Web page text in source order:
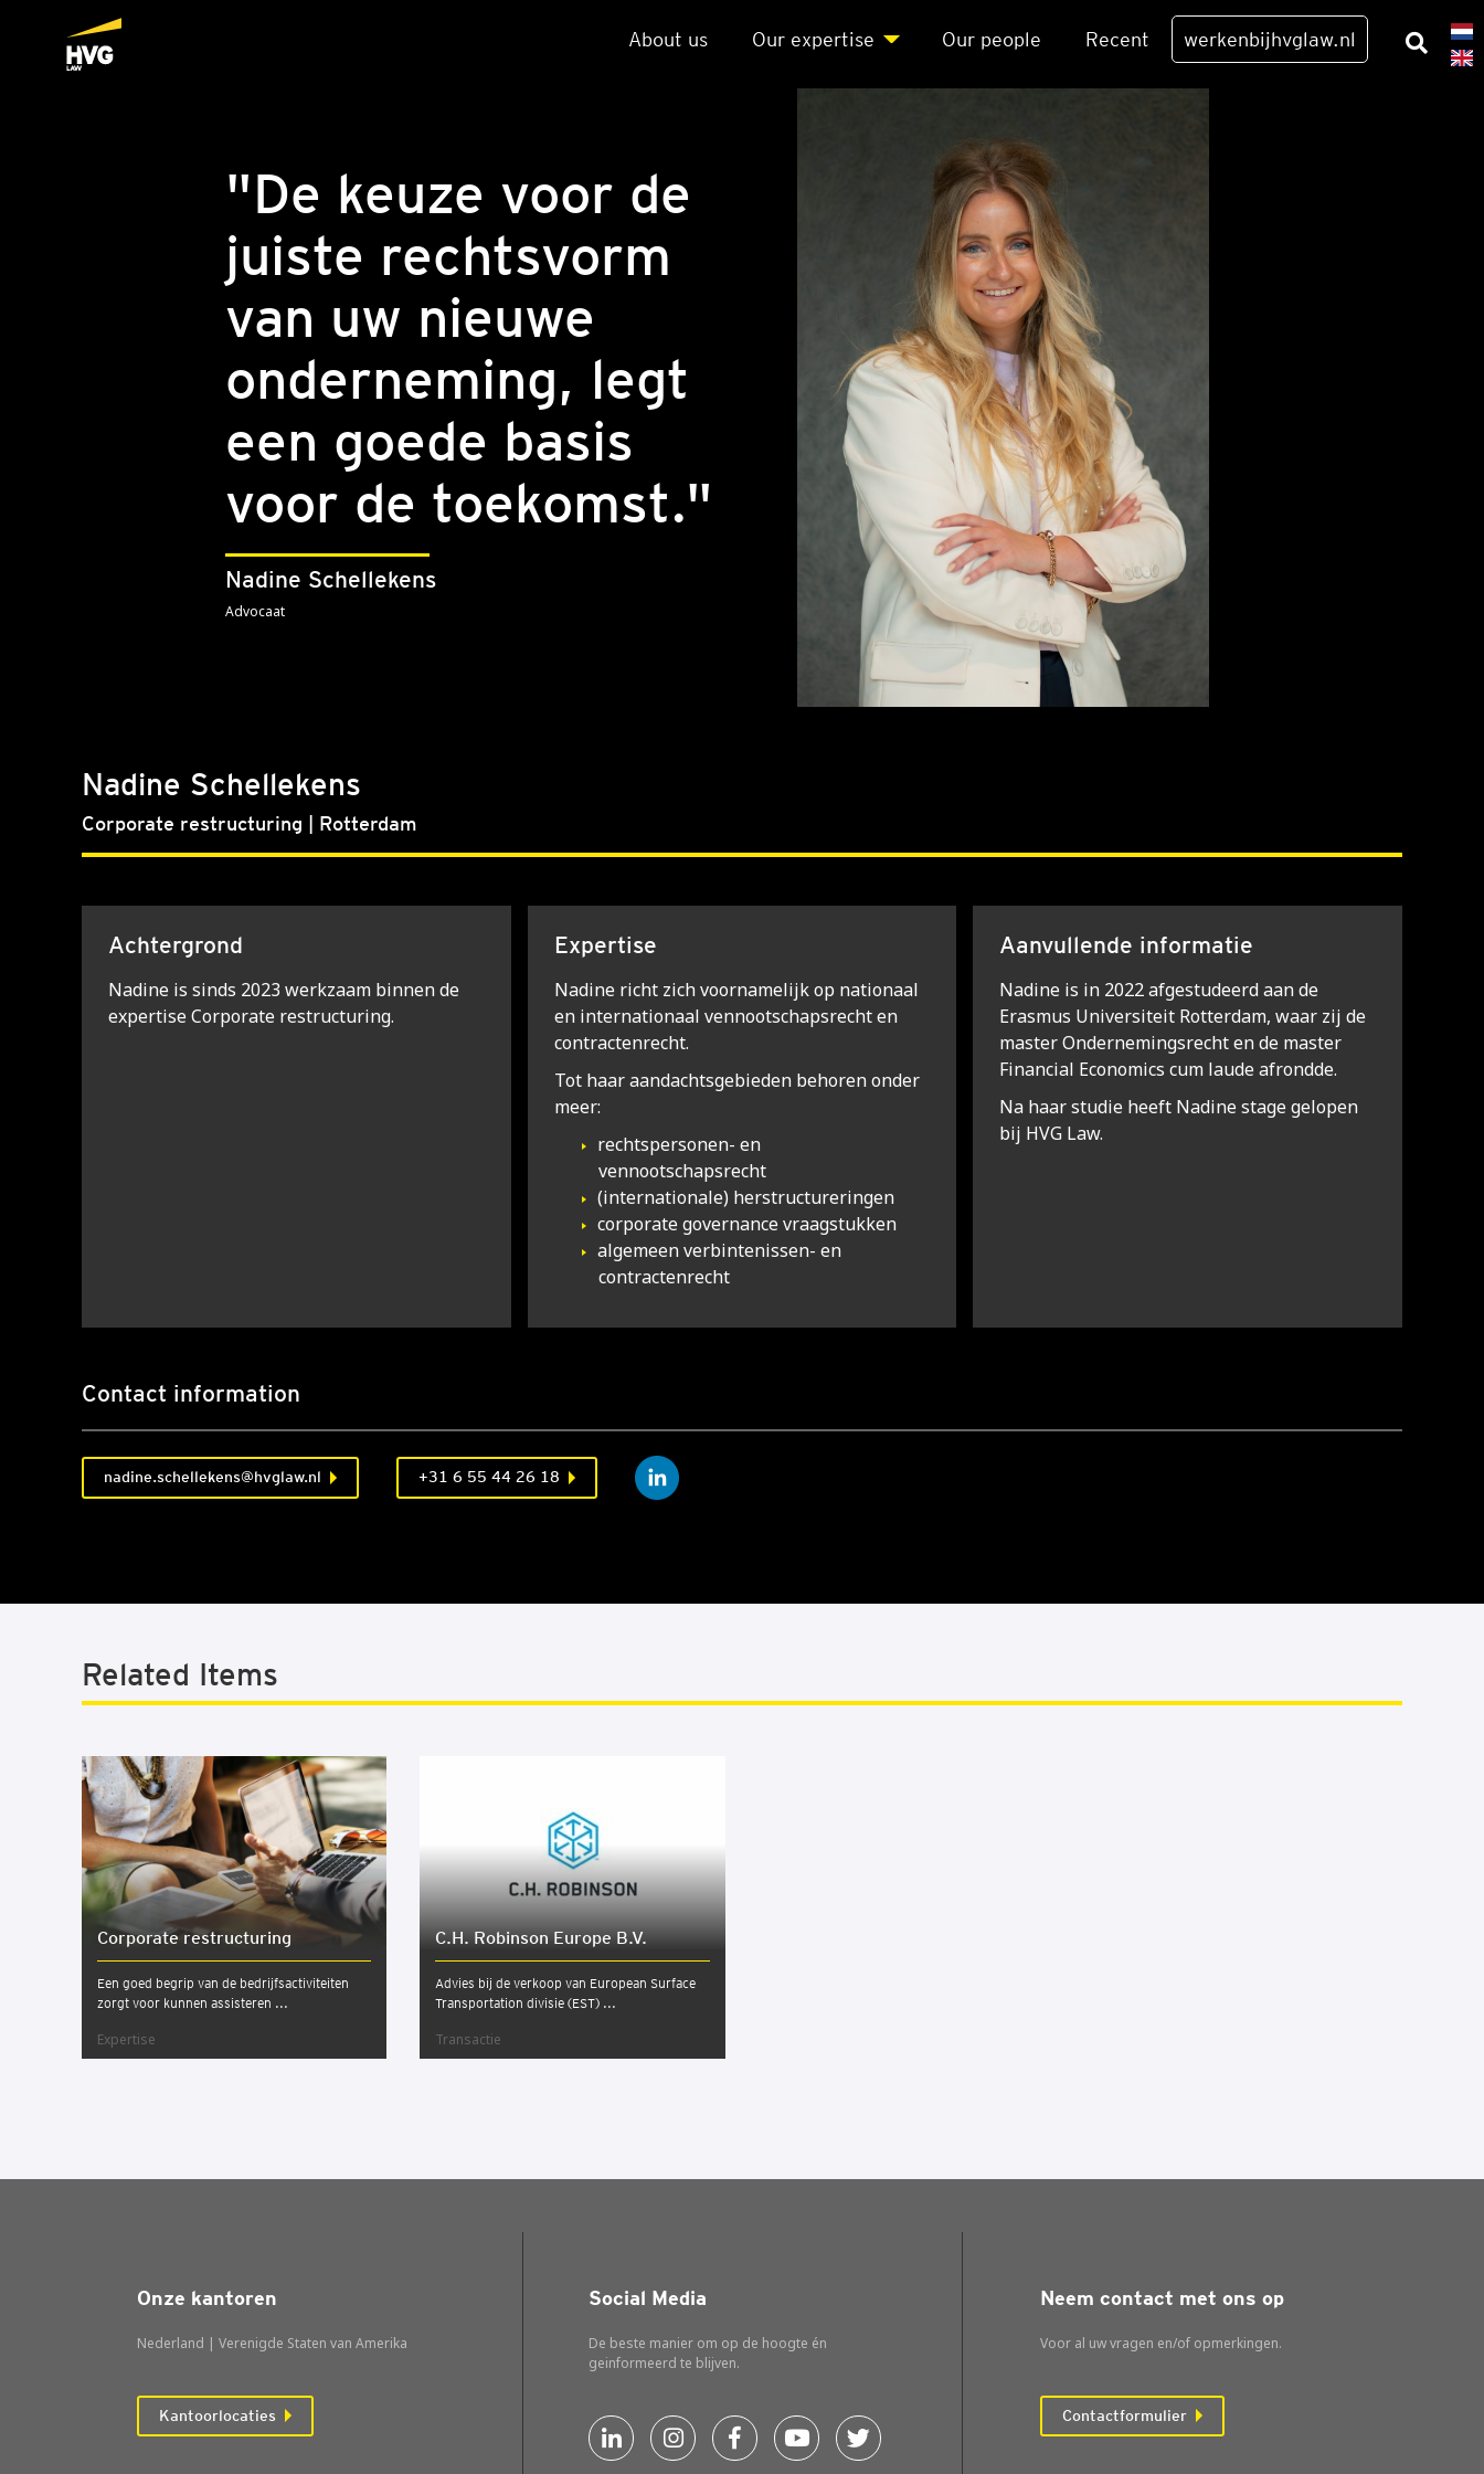
About us Our exper­ti­se Our peo­p­le Recent werkenbijhvglaw.nl
"De keuze voor de
juiste rechtsvorm
van uw nieuwe
onderneming, legt
een goede basis
voor de toekomst."
Nadine Schellekens
Advocaat
Nadine Schellekens
Corporate restructuring | Rotterdam
Achtergrond
Nadine is sinds 2023 werkzaam binnen de
expertise Corporate restructuring.
Expertise
Nadine richt zich voornamelijk op nationaal
en internationaal vennootschapsrecht en
contractenrecht.
Tot haar aandachtsgebieden behoren onder
meer:
rechtspersonen- en
vennootschapsrecht
(internationale) herstructureringen
corporate governance vraagstukken
algemeen verbintenissen- en
contractenrecht
Aanvullende informatie
Nadine is in 2022 afgestudeerd aan de
Erasmus Universiteit Rotterdam, waar zij de
master Ondernemingsrecht en de master
Financial Economics cum laude afrondde.
Na haar studie heeft Nadine stage gelopen
bij HVG Law.
Contact information
nadine.schellekens@hvglaw.nl +31 6 55 44 26 18
Related Items
Cor­po­ra­te restruc­tu­ring
Een goed begrip van de bedrijfsactiviteiten
zorgt voor kunnen assisteren ...
Expertise
C.H. Robin­son Euro­pe B.V.
Advies bij de verkoop van European Surface
Transportation divisie (EST) ...
Transactie
Onze kantoren
Nederland | Verenigde Staten van Amerika
Kantoorlocaties
Social Media
De beste manier om op de hoogte én
geinformeerd te blijven.
Neem contact met ons op
Voor al uw vragen en/of opmerkingen.
Contactformulier